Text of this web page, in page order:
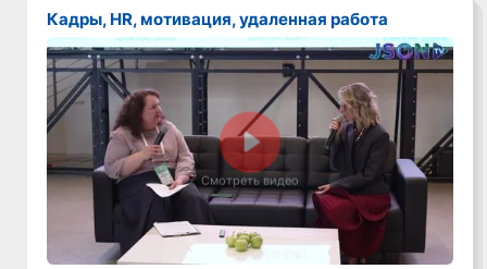
Кадры, HR, мотивация, удаленная работа
Смотреть видео